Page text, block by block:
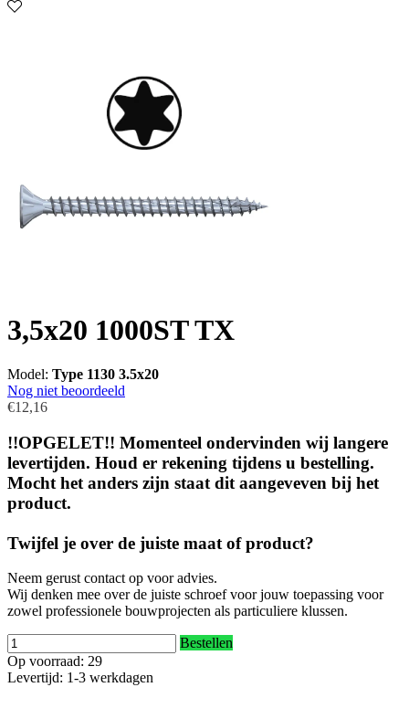
3,5x20 1000ST TX
Model: Type 1130 3.5x20
Nog niet beoordeeld
€12,16
!!OPGELET!! Momenteel ondervinden wij langere
levertijden. Houd er rekening tijdens u bestelling.
Mocht het anders zijn staat dit aangeveven bij het
product.
Twijfel je over de juiste maat of product?
Neem gerust contact op voor advies.
Wij denken mee over de juiste schroef voor jouw toepassing voor
zowel professionele bouwprojecten als particuliere klussen.
Bestellen
Op voorraad: 29
Levertijd: 1-3 werkdagen